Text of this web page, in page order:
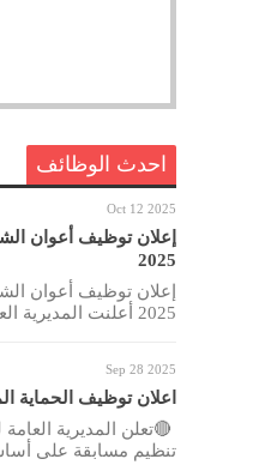
احدث الوظائف
Oct 12 2025
إعلان توظيف أعوان
2025
إعلان توظيف أعوان
2025 أعلنت المديرية العامة للأمن
Sep 28 2025
اعلان توظيف الحماية
🔴تعلن المديرية
تنظيم مسابقة على